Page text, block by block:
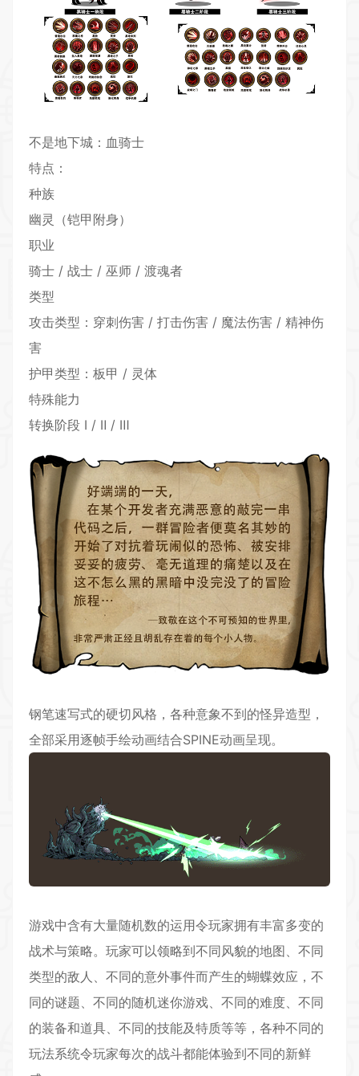
不是地下城：血骑士
特点：
种族
幽灵（铠甲附身）
职业
骑士 / 战士 / 巫师 / 渡魂者
类型
攻击类型：穿刺伤害 / 打击伤害 / 魔法伤害 / 精神伤
害
护甲类型：板甲 / 灵体
特殊能力
转换阶段 Ⅰ / Ⅱ / Ⅲ
钢笔速写式的硬切风格，各种意象不到的怪异造型，
全部采用逐帧手绘动画结合SPINE动画呈现。
游戏中含有大量随机数的运用令玩家拥有丰富多变的
战术与策略。玩家可以领略到不同风貌的地图、不同
类型的敌人、不同的意外事件而产生的蝴蝶效应，不
同的谜题、不同的随机迷你游戏、不同的难度、不同
的装备和道具、不同的技能及特质等等，各种不同的
玩法系统令玩家每次的战斗都能体验到不同的新鲜